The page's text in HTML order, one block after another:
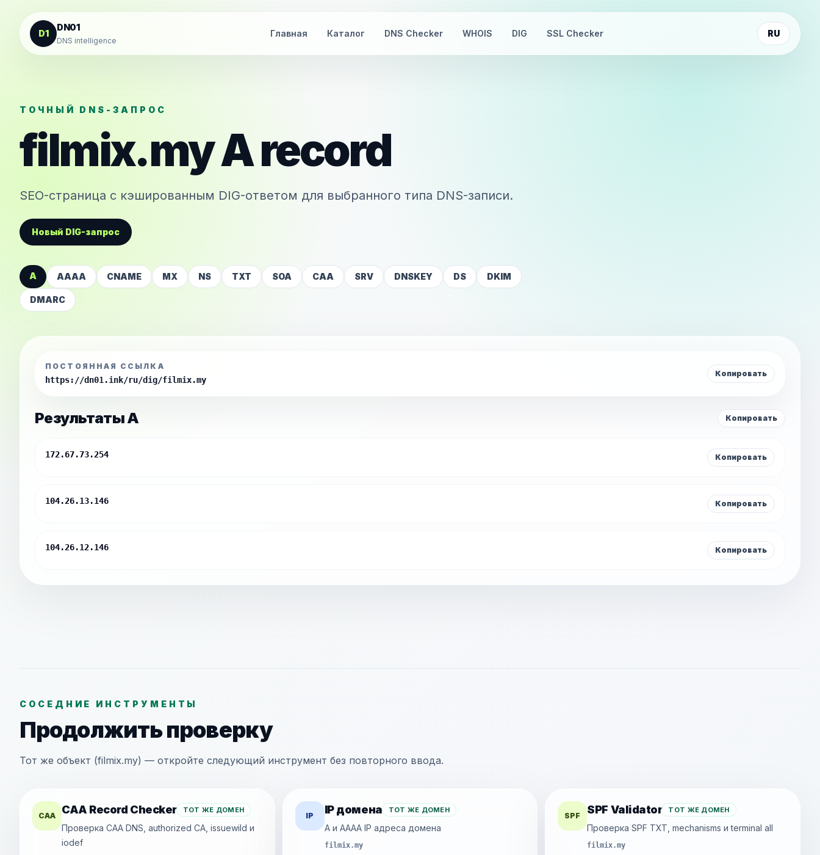
К содержанию
D1
DN01
DNS intelligence
Главная Каталог DNS Checker WHOIS DIG SSL Checker RU
ТОЧНЫЙ DNS-ЗАПРОС
filmix.myArecord
SEO-страница с кэшированным DIG-ответом для выбранного типа DNS-записи.
Новый DIG-запрос
A AAAA CNAME MX NS TXT SOA CAA SRV DNSKEY DS DKIM
DMARC
ПОСТОЯННАЯ ССЫЛКА
https://dn01.ink/ru/dig/filmix.my
Копировать
Результаты A Копировать
172.67.73.254 Копировать
104.26.13.146 Копировать
104.26.12.146 Копировать
СОСЕДНИЕ ИНСТРУМЕНТЫ
Продолжить проверку
Тот же объект (filmix.my) — откройте следующий инструмент без повторного ввода.
CAA CAA Record Checker ТОТ ЖЕ ДОМЕН
Проверка CAA DNS, authorized CA, issuewild и
iodef
IP IP домена ТОТ ЖЕ ДОМЕН
A и AAAA IP адреса домена
filmix.my
SPF SPF Validator ТОТ ЖЕ ДОМЕН
Проверка SPF TXT, mechanisms и terminal all
filmix.my